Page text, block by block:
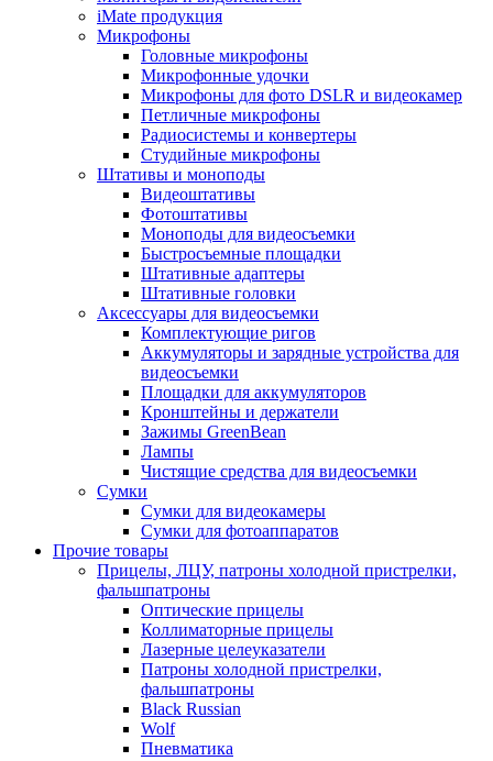
iMate продукция
Микрофоны
Головные микрофоны
Микрофонные удочки
Микрофоны для фото DSLR и видеокамер
Петличные микрофоны
Радиосистемы и конвертеры
Студийные микрофоны
Штативы и моноподы
Видеоштативы
Фотоштативы
Моноподы для видеосъемки
Быстросъемные площадки
Штативные адаптеры
Штативные головки
Аксессуары для видеосъемки
Комплектующие ригов
Аккумуляторы и зарядные устройства для
видеосъемки
Площадки для аккумуляторов
Кронштейны и держатели
Зажимы GreenBean
Лампы
Чистящие средства для видеосъемки
Сумки
Сумки для видеокамеры
Сумки для фотоаппаратов
Прочие товары
Прицелы, ЛЦУ, патроны холодной пристрелки,
фальшпатроны
Оптические прицелы
Коллиматорные прицелы
Лазерные целеуказатели
Патроны холодной пристрелки,
фальшпатроны
Black Russian
Wolf
Пневматика